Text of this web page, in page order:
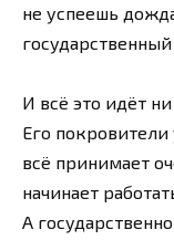
не успеешь
И всё это идёт
Его покровители
всё принимает
начинает
А